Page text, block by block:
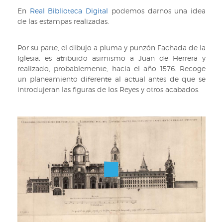
En Real Biblioteca Digital podemos darnos una idea
de las estampas realizadas.
Por su parte, el dibujo a pluma y punzón Fachada de la
Iglesia, es atribuido asimismo a Juan de Herrera y
realizado, probablemente, hacia el año 1576. Recoge
un planeamiento diferente al actual antes de que se
introdujeran las figuras de los Reyes y otros acabados.